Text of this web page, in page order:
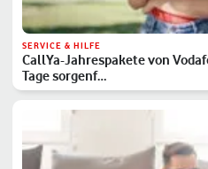
SERVICE & HILFE
CallYa-Jahrespakete von
Tage sorgenf…